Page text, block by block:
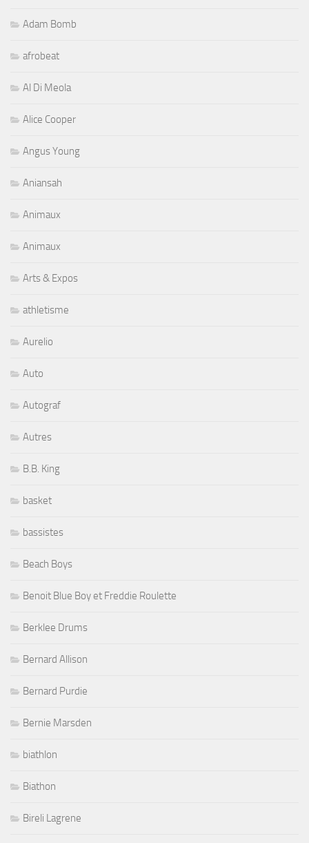
Adam Bomb
afrobeat
Al Di Meola
Alice Cooper
Angus Young
Aniansah
Animaux
Animaux
Arts & Expos
athletisme
Aurelio
Auto
Autograf
Autres
B.B. King
basket
bassistes
Beach Boys
Benoit Blue Boy et Freddie Roulette
Berklee Drums
Bernard Allison
Bernard Purdie
Bernie Marsden
biathlon
Biathon
Bireli Lagrene